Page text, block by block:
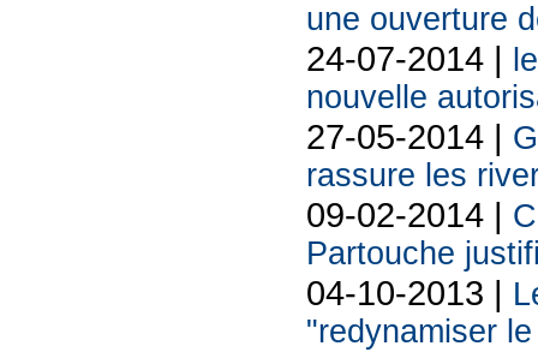
une ouverture
24-07-2014 |
nouvelle
27-05-2014 |
rassure les
09-02-2014 |
Partouche
04-10-2013 |
"redynamiser